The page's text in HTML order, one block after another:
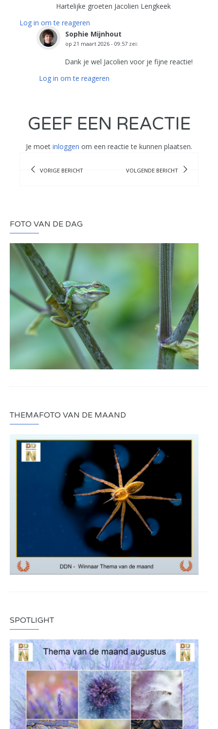
Hartelijke groeten Jacolien Lengkeek
Log in om te reageren
Sophie Mijnhout
op 21 maart 2026 - 09:57 zei:
Dank je wel Jacolien voor je fijne reactie!
Log in om te reageren
GEEF EEN REACTIE
Je moet inloggen om een reactie te kunnen plaatsen.
VORIGE BERICHT VOLGENDE BERICHT
FOTO VAN DE DAG
THEMAFOTO VAN DE MAAND
SPOTLIGHT